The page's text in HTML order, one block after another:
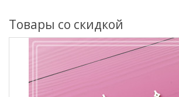
Товары со скидкой